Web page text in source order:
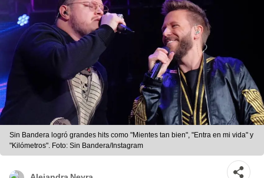
Sin Bandera logró grandes hits como "Mientes tan bien", "Entra en mi vida" y
"Kilómetros". Foto: Sin Bandera/Instagram